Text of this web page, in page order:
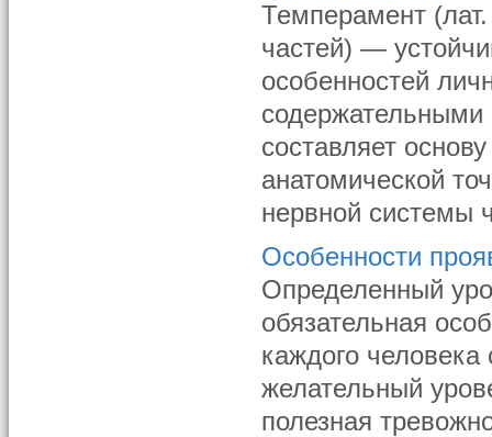
Темперамент
частей) —
особенностей
содержательными
составляет
анатомической
нервной системы
Особенности
Определенный
обязательная
каждого
желательный
полезная